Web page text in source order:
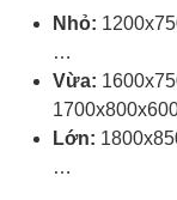
Nhỏ:
…
Vừa:
Lớn:
…